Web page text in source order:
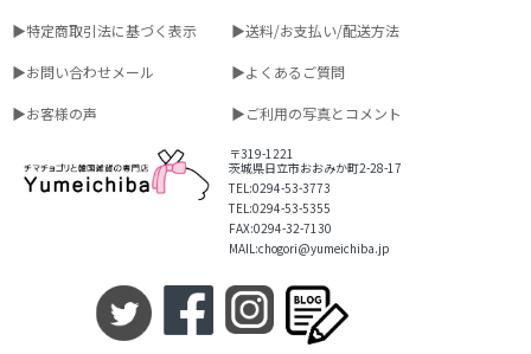
▶特定商取引法に基づく表示 ▶送料/お支払い/配送方法
▶お問い合わせメール ▶よくあるご質問
▶お客様の声 ▶ご利用の写真とコメント
〒319-1221
茨城県日立市おおみか町2-28-17
TEL:0294-53-3773
TEL:0294-53-5355
FAX:0294-32-7130
MAIL:chogori@yumeichiba.jp